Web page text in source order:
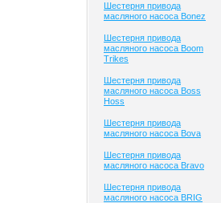
Шестерня привода
масляного насоса Bonez
Шестерня привода
масляного насоса Boom
Trikes
Шестерня привода
масляного насоса Boss
Hoss
Шестерня привода
масляного насоса Bova
Шестерня привода
масляного насоса Bravo
Шестерня привода
масляного насоса BRIG